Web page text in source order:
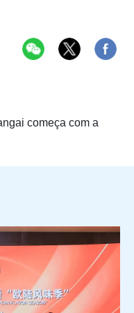
começa com a